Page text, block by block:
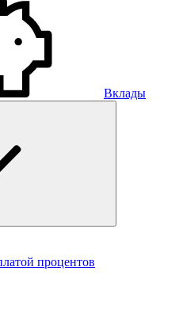
Вклады
процентов